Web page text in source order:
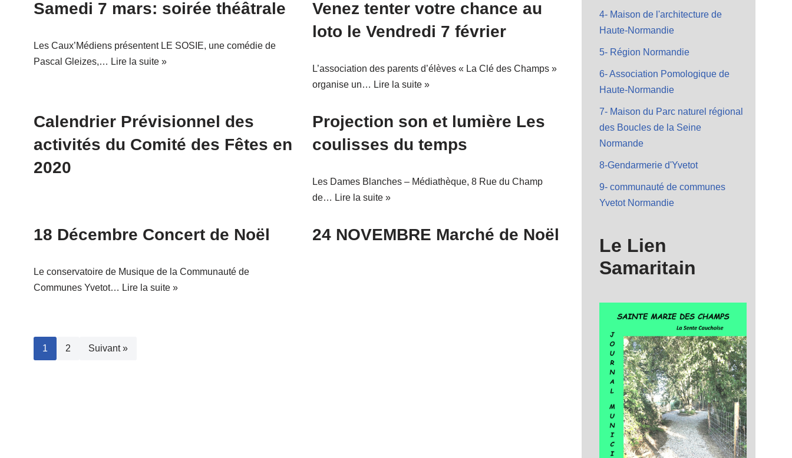
Samedi 7 mars: soirée théâtrale
Les Caux’Médiens présentent LE SOSIE, une comédie de
Pascal Gleizes,… Lire la suite »
Venez tenter votre chance au
loto le Vendredi 7 février
L’association des parents d’élèves « La Clé des Champs »
organise un… Lire la suite »
Calendrier Prévisionnel des
activités du Comité des Fêtes en
2020
Projection son et lumière Les
coulisses du temps
Les Dames Blanches – Médiathèque, 8 Rue du Champ
de… Lire la suite »
18 Décembre Concert de Noël
Le conservatoire de Musique de la Communauté de
Communes Yvetot… Lire la suite »
24 NOVEMBRE Marché de Noël
1 2 Suivant »
4- Maison de l'architecture de
Haute-Normandie
5- Région Normandie
6- Association Pomologique de
Haute-Normandie
7- Maison du Parc naturel régional
des Boucles de la Seine
Normande
8-Gendarmerie d'Yvetot
9- communauté de communes
Yvetot Normandie
Le Lien
Samaritain